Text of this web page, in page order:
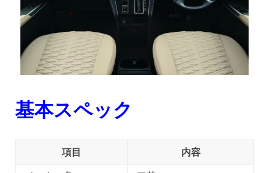
基本スペック
項目 内容